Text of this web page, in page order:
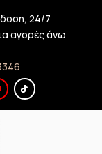
24/7
αγορές άνω